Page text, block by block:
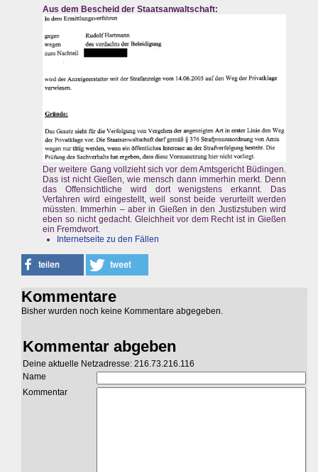
Aus dem Bescheid der Staatsanwaltschaft:
Der weitere Gang vollzieht sich vor dem Amtsgericht Büdingen.
Das ist nicht Gießen, wie mensch dann immerhin merkt. Denn
das Offensichtliche wird dort wenigstens erkannt. Das
Verfahren wird eingestellt, weil sonst beide verurteilt werden
müssten. Immerhin – aber in Gießen in den Justizstuben wird
eben so nicht gedacht. Gleichheit vor dem Recht ist in Gießen
ein Fremdwort.
Internetseite zu den Fällen
Kommentare
Bisher wurden noch keine Kommentare abgegeben.
Kommentar abgeben
Deine aktuelle Netzadresse: 216.73.216.116
Name
Kommentar